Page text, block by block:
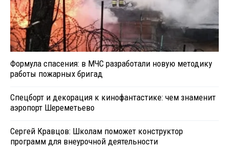
Формула спасения: в МЧС разработали новую методику
работы пожарных бригад
Спецборт и декорация к кинофантастике: чем знаменит
аэропорт Шереметьево
Сергей Кравцов: Школам поможет конструктор
программ для внеурочной деятельности